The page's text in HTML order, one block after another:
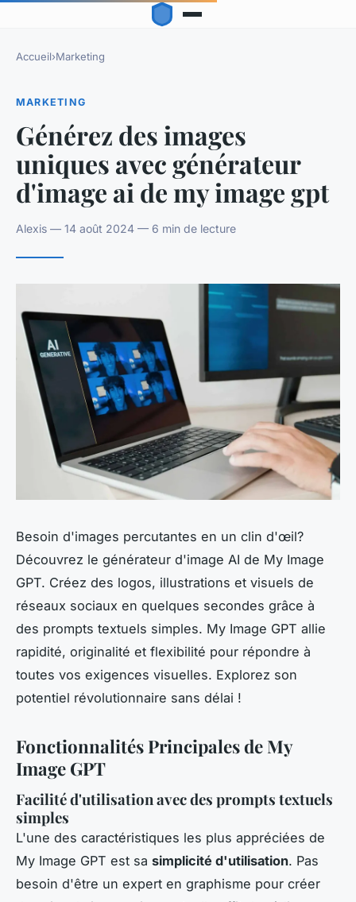
Accueil›Marketing
MARKETING
Générez des images
uniques avec générateur
d'image ai de my image gpt
Alexis — 14 août 2024 — 6 min de lecture
Besoin d'images percutantes en un clin d'œil?
Découvrez le générateur d'image AI de My Image
GPT. Créez des logos, illustrations et visuels de
réseaux sociaux en quelques secondes grâce à
des prompts textuels simples. My Image GPT allie
rapidité, originalité et flexibilité pour répondre à
toutes vos exigences visuelles. Explorez son
potentiel révolutionnaire sans délai !
Fonctionnalités Principales de My
Image GPT
Facilité d'utilisation avec des prompts textuels
simples
L'une des caractéristiques les plus appréciées de
My Image GPT est sa simplicité d'utilisation. Pas
besoin d'être un expert en graphisme pour créer